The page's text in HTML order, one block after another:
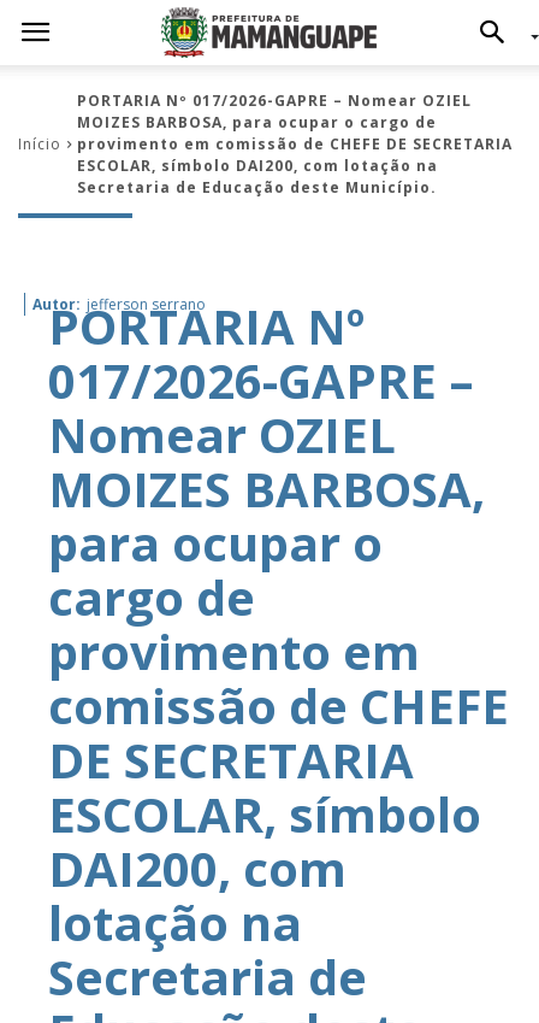
Início
PORTARIA Nº 017/2026-GAPRE – Nomear OZIEL
MOIZES BARBOSA, para ocupar o cargo de
provimento em comissão de CHEFE DE SECRETARIA
ESCOLAR, símbolo DAI200, com lotação na
Secretaria de Educação deste Município.
Autor: jefferson serrano
PORTARIA Nº
017/2026-GAPRE –
Nomear OZIEL
MOIZES BARBOSA,
para ocupar o
cargo de
provimento em
comissão de CHEFE
DE SECRETARIA
ESCOLAR, símbolo
DAI200, com
lotação na
Secretaria de